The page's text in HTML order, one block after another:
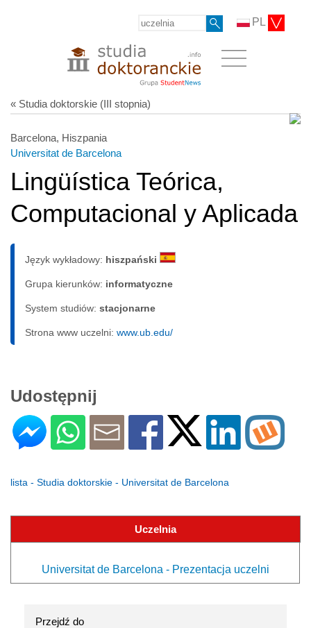
PL
« Studia doktorskie (III stopnia)
Barcelona, Hiszpania
Universitat de Barcelona
Lingüística Teórica,
Computacional y Aplicada
Język wykładowy: hiszpański
Grupa kierunków: informatyczne
System studiów: sta­cjo­nar­ne
Strona www uczelni: www.ub.edu/
Udostępnij
lista - Studia doktorskie - Universitat de Barcelona
Uczelnia
Universitat de Barcelona - Prezentacja uczelni
Przejdź do